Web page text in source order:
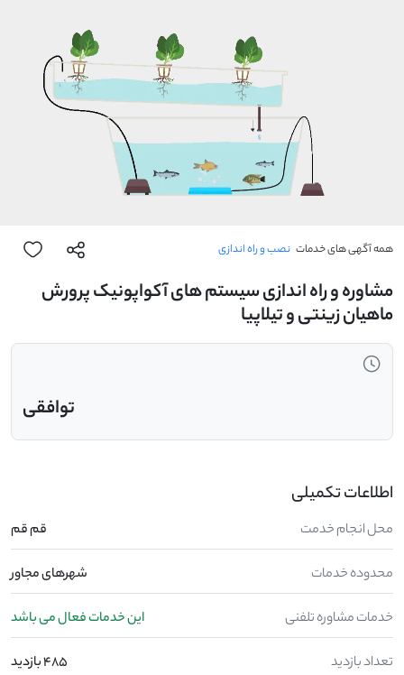
همه آگهی های خدمات نصب و راه اندازی
مشاوره و راه اندازی سیستم های آکواپونیک پرورش
ماهیان زینتی و تیلاپیا
توافقی
اطلاعات تکمیلی
محل انجام خدمت قم قم
محدوده خدمات شهرهای مجاور
خدمات مشاوره تلفنی این خدمات فعال می باشد
تعداد بازدید 485 بازدید